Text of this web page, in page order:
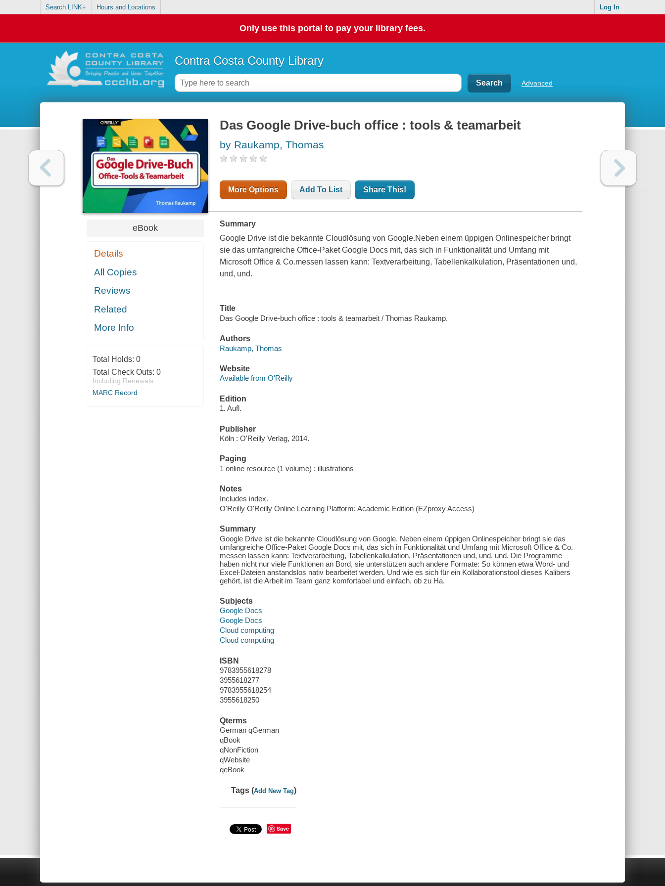
Search LINK+ Hours and Locations Log In
Only use this portal to pay your library fees.
Contra Costa County Library
Advanced
eBook
Details
All Copies
Reviews
Related
More Info
Total Holds: 0
Total Check Outs: 0
Including Renewals
MARC Record
Das Google Drive-buch office : tools & teamarbeit
by Raukamp, Thomas
More Options Add To List Share This!
Summary
Google Drive ist die bekannte Cloudlösung von Google.Neben einem üppigen Onlinespeicher bringt
sie das umfangreiche Office-Paket Google Docs mit, das sich in Funktionalität und Umfang mit
Microsoft Office & Co.messen lassen kann: Textverarbeitung, Tabellenkalkulation, Präsentationen und,
und, und.
Title
Das Google Drive-buch office : tools & teamarbeit / Thomas Raukamp.
Authors
Raukamp, Thomas
Website
Available from O'Reilly
Edition
1. Aufl.
Publisher
Köln : O'Reilly Verlag, 2014.
Paging
1 online resource (1 volume) : illustrations
Notes
Includes index.
O'Reilly O'Reilly Online Learning Platform: Academic Edition (EZproxy Access)
Summary
Google Drive ist die bekannte Cloudlösung von Google. Neben einem üppigen Onlinespeicher bringt sie das
umfangreiche Office-Paket Google Docs mit, das sich in Funktionalität und Umfang mit Microsoft Office & Co.
messen lassen kann: Textverarbeitung, Tabellenkalkulation, Präsentationen und, und, und. Die Programme
haben nicht nur viele Funktionen an Bord, sie unterstützen auch andere Formate: So können etwa Word- und
Excel-Dateien anstandslos nativ bearbeitet werden. Und wie es sich für ein Kollaborationstool dieses Kalibers
gehört, ist die Arbeit im Team ganz komfortabel und einfach, ob zu Ha.
Subjects
Google Docs
Google Docs
Cloud computing
Cloud computing
ISBN
9783955618278
3955618277
9783955618254
3955618250
Qterms
German qGerman
qBook
qNonFiction
qWebsite
qeBook
Tags (Add New Tag)
Save